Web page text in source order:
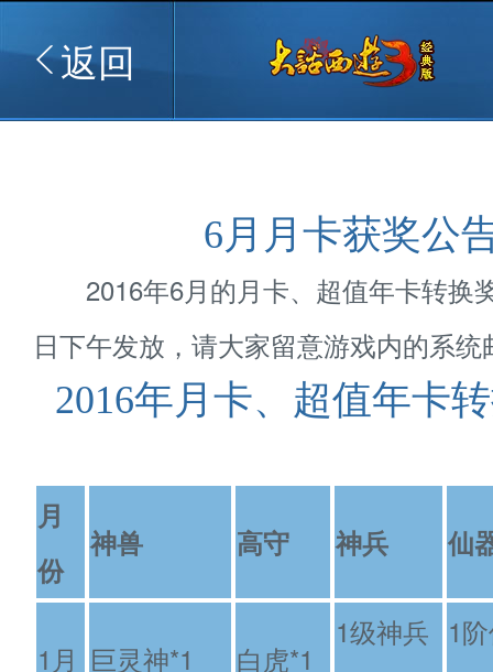
返回
6月月卡获奖公
2016年6月的月卡、超值年卡转换
日下午发放，请大家留意游戏内的系
2016年月卡、超值年卡
月
份
神兽 高守 神兵 仙
1月 巨灵神*1 白虎*1
1级神兵 1